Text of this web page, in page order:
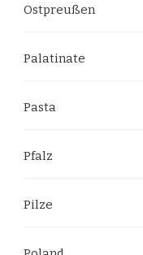
Ostpreußen
Palatinate
Pasta
Pfalz
Pilze